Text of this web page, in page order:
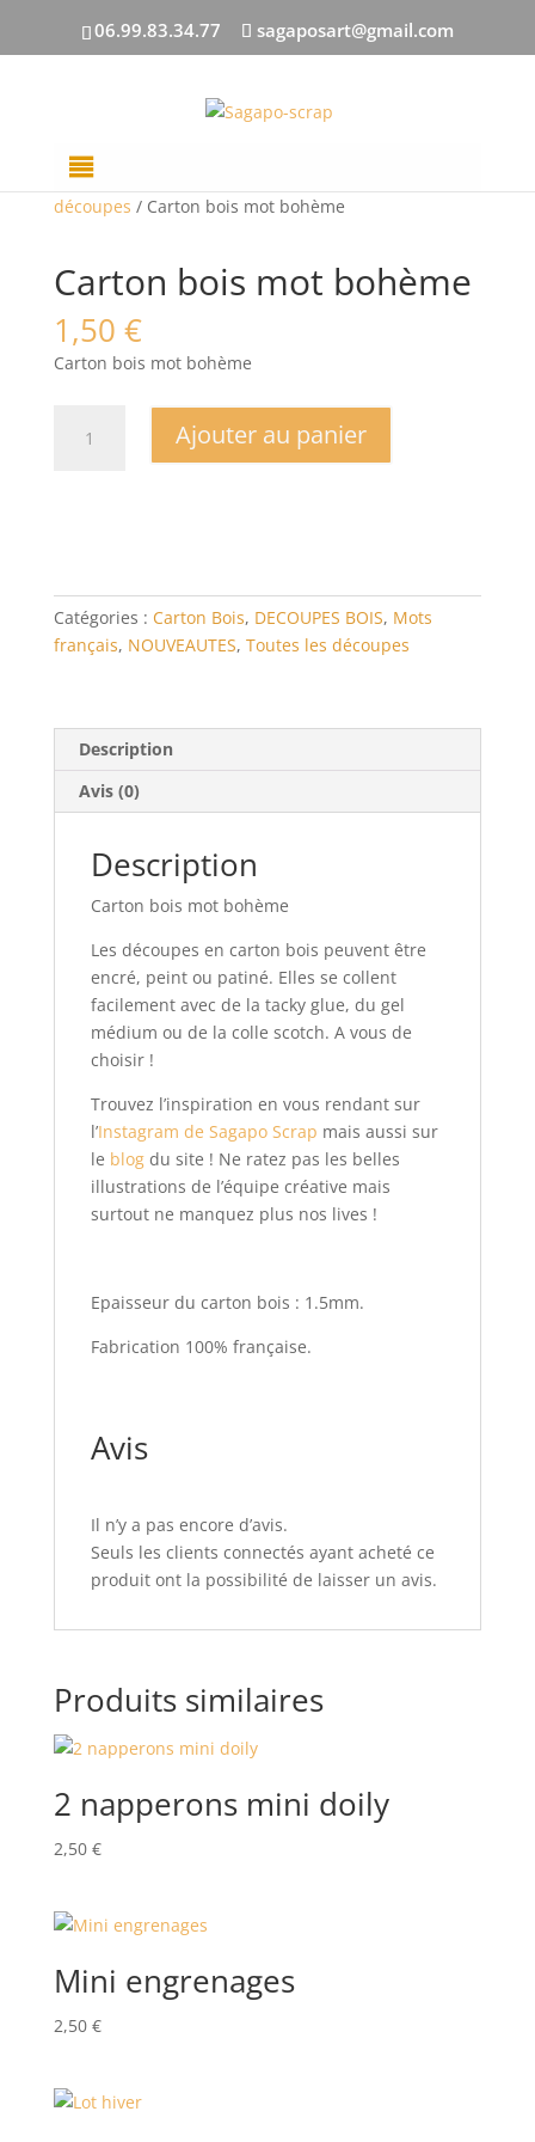
06.99.83.34.77 sagaposart@gmail.com
Accueil
découpes / Carton bois mot bohème
Carton bois mot bohème
1,50 €
Carton bois mot bohème
Ajouter au panier
Catégories : Carton Bois, DECOUPES BOIS, Mots
français, NOUVEAUTES, Toutes les découpes
Description
Avis (0)
Description
Carton bois mot bohème
Les découpes en carton bois peuvent être
encré, peint ou patiné. Elles se collent
facilement avec de la tacky glue, du gel
médium ou de la colle scotch. A vous de
choisir !
Trouvez l’inspiration en vous rendant sur
l’Instagram de Sagapo Scrap mais aussi sur
le blogdu site ! Ne ratez pas les belles
illustrations de l’équipe créative mais
surtout ne manquez plus nos lives !
Epaisseur du carton bois : 1.5mm.
Fabrication 100% française.
Avis
Il n’y a pas encore d’avis.
Seuls les clients connectés ayant acheté ce
produit ont la possibilité de laisser un avis.
Produits similaires
2 napperons mini doily
2,50 €
Mini engrenages
2,50 €